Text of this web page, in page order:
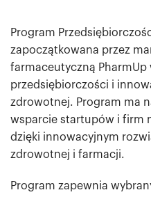
Program
zapoczątkowana przez
farmaceutyczną PharmUp
przedsiębiorczości i
zdrowotnej. Program ma
wsparcie startupów i firm
dzięki innowacyjnym
zdrowotnej i farmacji.
Program zapewnia